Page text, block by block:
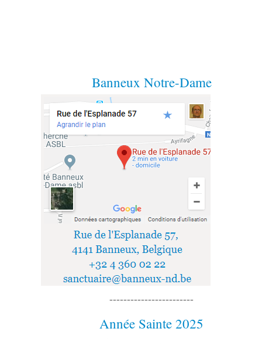
Banneux Notre-Dame
------------------------
Année Sainte 2025